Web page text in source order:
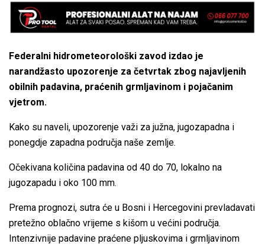
Federalni hidrometeorološki zavod izdao je
narandžasto upozorenje za četvrtak zbog najavljenih
obilnih padavina, praćenih grmljavinom i pojačanim
vjetrom.
Kako su naveli, upozorenje važi za južna, jugozapadna i
ponegdje zapadna područja naše zemlje.
Očekivana količina padavina od 40 do 70, lokalno na
jugozapadu i oko 100 mm.
Prema prognozi, sutra će u Bosni i Hercegovini prevladavati
pretežno oblačno vrijeme s kišom u većini područja.
Intenzivnije padavine praćene pljuskovima i grmljavinom